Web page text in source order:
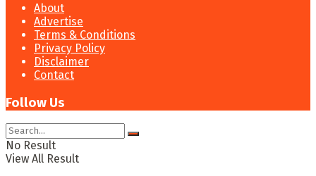
About
Advertise
Terms & Conditions
Privacy Policy
Disclaimer
Contact
Follow Us
No Result
View All Result